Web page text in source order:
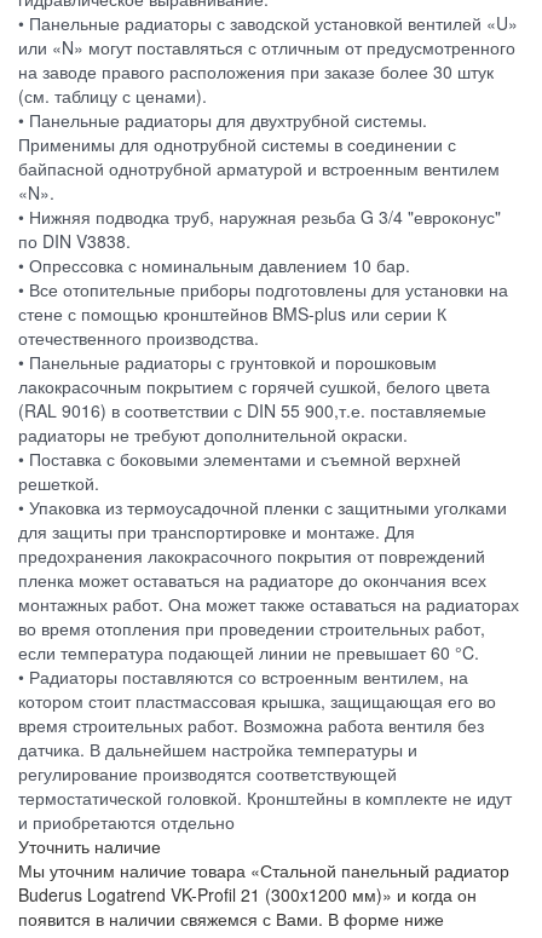
• Панельные радиаторы с заводской установкой вентилей «U»
или «N» могут поставляться с отличным от предусмотренного
на заводе правого расположения при заказе более 30 штук
(см. таблицу с ценами).
• Панельные радиаторы для двухтрубной системы.
Применимы для однотрубной системы в соединении с
байпасной однотрубной арматурой и встроенным вентилем
«N».
• Нижняя подводка труб, наружная резьба G 3/4 "евроконус"
по DIN V3838.
• Опрессовка с номинальным давлением 10 бар.
• Все отопительные приборы подготовлены для установки на
стене с помощью кронштейнов BMS-plus или серии К
отечественного производства.
• Панельные радиаторы с грунтовкой и порошковым
лакокрасочным покрытием с горячей сушкой, белого цвета
(RAL 9016) в соответствии с DIN 55 900,т.е. поставляемые
радиаторы не требуют дополнительной окраски.
• Поставка с боковыми элементами и съемной верхней
решеткой.
• Упаковка из термоусадочной пленки с защитными уголками
для защиты при транспортировке и монтаже. Для
предохранения лакокрасочного покрытия от повреждений
пленка может оставаться на радиаторе до окончания всех
монтажных работ. Она может также оставаться на радиаторах
во время отопления при проведении строительных работ,
если температура подающей линии не превышает 60 °C.
• Радиаторы поставляются со встроенным вентилем, на
котором стоит пластмассовая крышка, защищающая его во
время строительных работ. Возможна работа вентиля без
датчика. В дальнейшем настройка температуры и
регулирование производятся соответствующей
термостатической головкой. Кронштейны в комплекте не идут
и приобретаются отдельно
Уточнить наличие
Мы уточним наличие товара «Стальной панельный радиатор
Buderus Logatrend VK-Profil 21 (300x1200 мм)» и когда он
появится в наличии свяжемся с Вами. В форме ниже